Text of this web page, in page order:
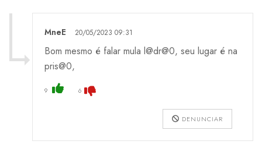
MneE 20/05/2023 09:31
Bom mesmo é falar mula l@dr@0, seu lugar é na
pris@0,
9 6
DENUNCIAR